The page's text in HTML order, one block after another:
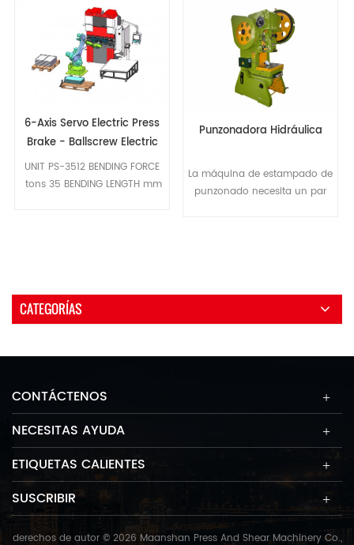
Punzonadora Hidráulica
La máquina de estampado de
punzonado necesita un par
estructuras con un alto nivel
de precisión. <! ---->
Cnc Slat Bed Lathe
motor 7. Standard tool holder
4pcs 8. Work light 9.Three
CATEGORÍAS
CONTÁCTENOS
NECESITAS AYUDA
ETIQUETAS CALIENTES
SUSCRIBIR
derechos de autor © 2026 Maanshan Press And Shear Machinery Co.,